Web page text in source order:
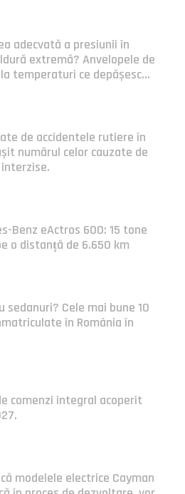
adecvată a presiunii în
extremă? Anvelopele de
temperaturi ce depășesc...
de accidentele rutiere în
numărul celor cauzate de
Benz eActros 600: 15 tone
o distanță de 6.650 km
sedanuri? Cele mai bune 10
în România în
comenzi integral acoperit
modelele electrice Cayman